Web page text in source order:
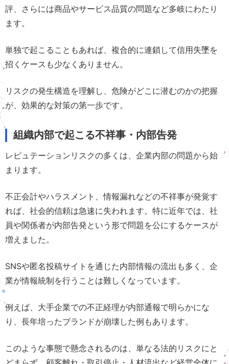
評、さらには商品やサービス品質の問題など多岐にわたり
ます。
単独で起こることもあれば、複合的に連鎖して信用失墜を
招くケースも少なくありません。
リスクの発生構造を理解し、危険がどこに潜むのかの把握
が、効果的な対策の第一歩です。
組織内部で起こる不祥事・内部告発
レピュテーションリスクの多くは、企業内部の問題から始
まります。
不正会計やハラスメント、情報漏れなどの不祥事が発覚す
れば、社会的信頼は急速に失われます。特に近年では、社
員や関係者が内部告発という形で問題を公にするケースが
増えました。
SNSや匿名投稿サイトを通じた内部情報の流出も多く、企
業が情報統制を行うことは難しくなっています。
例えば、大手企業での不正経理が内部通報で明らかにな
り、長年培ったブランドが崩壊した例もあります。
このような事態で懸念されるのは、単なる法的リスクにと